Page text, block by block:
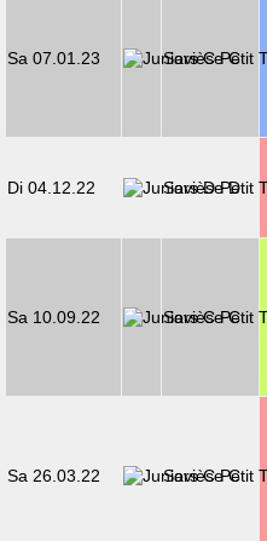
Sa 07.01.23 Savièse C
Di 04.12.22 Savièse D
Sa 10.09.22 Savièse C
Sa 26.03.22 Savièse C